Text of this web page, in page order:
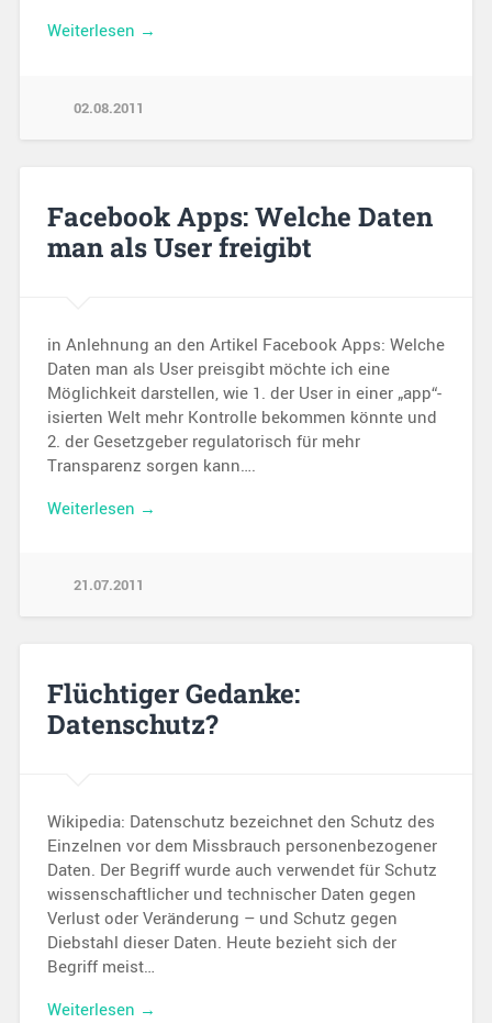
Weiterlesen →
02.08.2011
Facebook Apps: Welche Daten
man als User freigibt
in Anlehnung an den Artikel Facebook Apps: Welche
Daten man als User preisgibt möchte ich eine
Möglichkeit darstellen, wie 1. der User in einer „app“-
isierten Welt mehr Kontrolle bekommen könnte und
2. der Gesetzgeber regulatorisch für mehr
Transparenz sorgen kann….
Weiterlesen →
21.07.2011
Flüchtiger Gedanke:
Datenschutz?
Wikipedia: Datenschutz bezeichnet den Schutz des
Einzelnen vor dem Missbrauch personenbezogener
Daten. Der Begriff wurde auch verwendet für Schutz
wissenschaftlicher und technischer Daten gegen
Verlust oder Veränderung – und Schutz gegen
Diebstahl dieser Daten. Heute bezieht sich der
Begriff meist…
Weiterlesen →